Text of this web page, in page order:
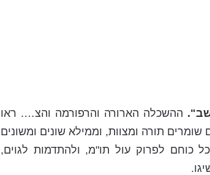
ההשכלה הארורה והרפורמה והצ…. ראו
תורה ומצוות, וממילא שונים ומשונים
כוחם לפרוק עול תו"מ, ולהתדמות לגוים,